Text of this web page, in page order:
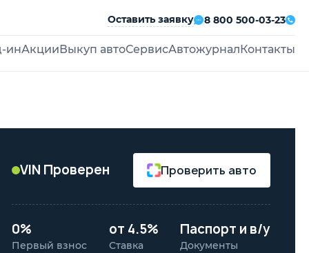
Оставить заявку 8 800 500-03-23
инАкции Выкуп автоСервисАвтожурнал Контакты
VIN Проверен Проверить авто
0%
Первый взнос
от 4.5%
Ставка
Паспорт и в/у
Документы